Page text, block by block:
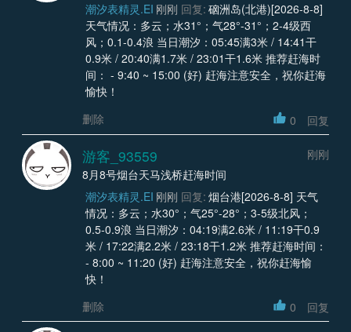
潮汐表精灵.EI 刚刚 回复: 硇洲岛(北港)[2026-8-8]
天气情况：多云；水31°；气28°-31°；2-4级西
风；0.1-0.4浪 当日潮汐：05:45满3米 / 14:41干
0.9米 / 20:40满1.7米 / 23:01干1.6米 推荐赶海时
间： - 9:40 ~ 15:00 (好) 赶海注意安全，祝你赶海
愉快！
删除
0 回复
游客_93559
刚刚
8月8号烟台天马浅桥赶海时间
潮汐表精灵.EI 刚刚 回复: 烟台港[2026-8-8] 天气
情况：多云；水30°；气25°-28°；3-5级北风；
0.5-0.9浪 当日潮汐：04:19满2.6米 / 11:19干0.9
米 / 17:22满2.2米 / 23:18干1.2米 推荐赶海时间：
- 8:00 ~ 11:20 (好) 赶海注意安全，祝你赶海愉
快！
删除
0 回复